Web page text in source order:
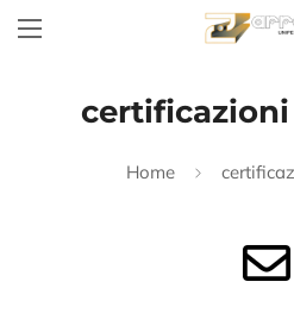
Home